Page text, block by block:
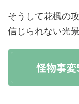
そうして花楓の
信じられない光
怪物事